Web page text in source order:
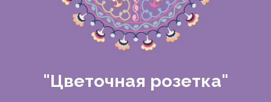
"Цветочная розетка"